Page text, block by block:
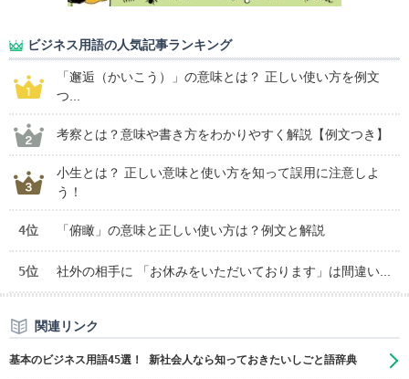
ビジネス用語の人気記事ランキング
「邂逅（かいこう）」の意味とは？ 正しい使い方を例文
つ...
考察とは？意味や書き方をわかりやすく解説【例文つき】
小生とは？ 正しい意味と使い方を知って誤用に注意しよ
う！
4位 「俯瞰」の意味と正しい使い方は？例文と解説
5位 社外の相手に 「お休みをいただいております」は間違い...
関連リンク
基本のビジネス用語45選！ 新社会人なら知っておきたいしごと語辞典